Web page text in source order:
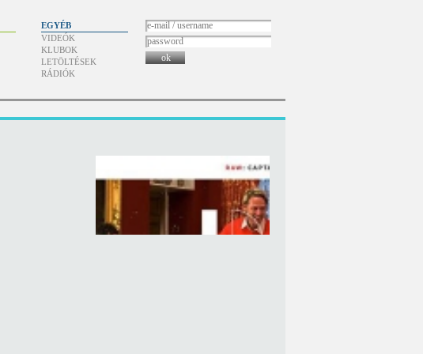
EGYÉB
VIDEÓK
KLUBOK
LETÖLTÉSEK
RÁDIÓK
ok